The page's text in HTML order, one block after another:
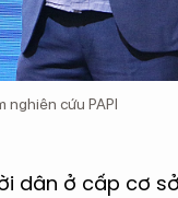
nghiên cứu PAPI
dân ở cấp cơ